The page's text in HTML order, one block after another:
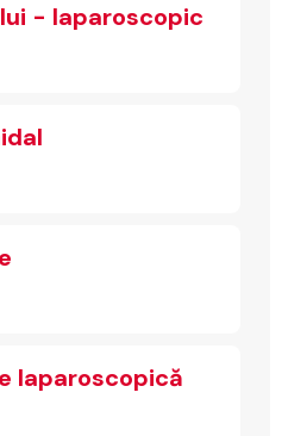
- laparoscopic
laparoscopică